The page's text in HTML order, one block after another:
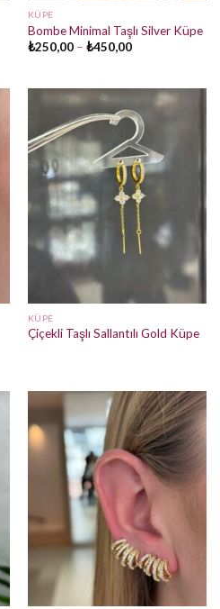
KÜPE
Bombe Minimal Taşlı Silver Küpe
₺250,00 – ₺450,00Fiyat
₺450,00
KÜPE
Çiçekli Taşlı Sallantılı Gold Küpe